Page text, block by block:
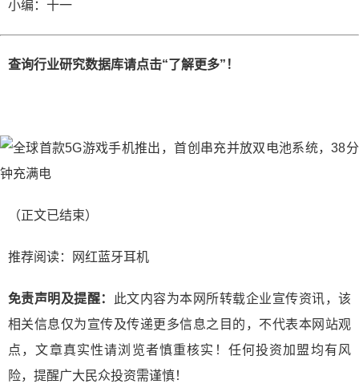
小编：十一
查询行业研究数据库请点击“了解更多”！
（正文已结束）
推荐阅读： 网红蓝牙耳机
免责声明及提醒：
此文内容为本网所转载企业宣传资讯，该
相关信息仅为宣传及传递更多信息之目的，不代表本网站观
点，文章真实性请浏览者慎重核实！任何投资加盟均有风
险，提醒广大民众投资需谨慎！